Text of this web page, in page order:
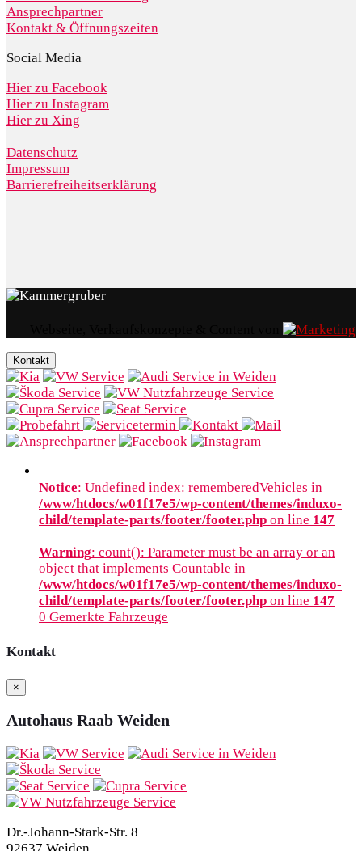
Ansprechpartner
Kontakt & Öffnungszeiten
Social Media
Hier zu Facebook
Hier zu Instagram
Hier zu Xing
Datenschutz
Impressum
Barrierefreiheitserklärung
Kontakt
Notice: Undefined index: rememberedVehicles in
/www/htdocs/w01f17e5/wp-content/themes/induxo-
child/template-parts/footer/footer.php on line 147
Warning: count(): Parameter must be an array or an
object that implements Countable in
/www/htdocs/w01f17e5/wp-content/themes/induxo-
child/template-parts/footer/footer.php on line 147
0 Gemerkte Fahrzeuge
Kontakt
×
Autohaus Raab Weiden
Dr.-Johann-Stark-Str. 8